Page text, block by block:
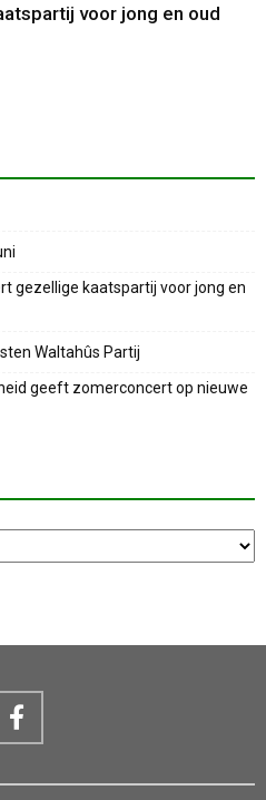
voor jong en oud
gezellige kaatspartij voor jong en
Waltahûs Partij
geeft zomerconcert op nieuwe